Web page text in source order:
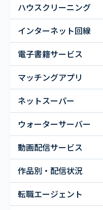
ハウスクリーニング
インターネット回線
電子書籍サービス
マッチングアプリ
ネットスーパー
ウォーターサーバー
動画配信サービス
作品別・配信状況
転職エージェント